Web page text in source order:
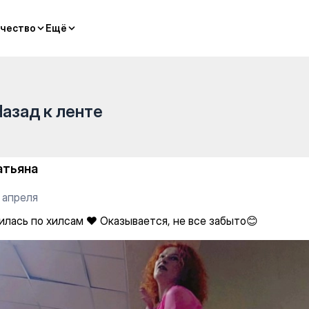
Ещё
Ещё
к ленте
апреля
по хилсам ❤️ Оказывается, не все забыто😊